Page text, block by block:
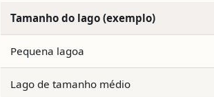
Tamanho do lago (exemplo)
Pequena lagoa
Lago de tamanho médio